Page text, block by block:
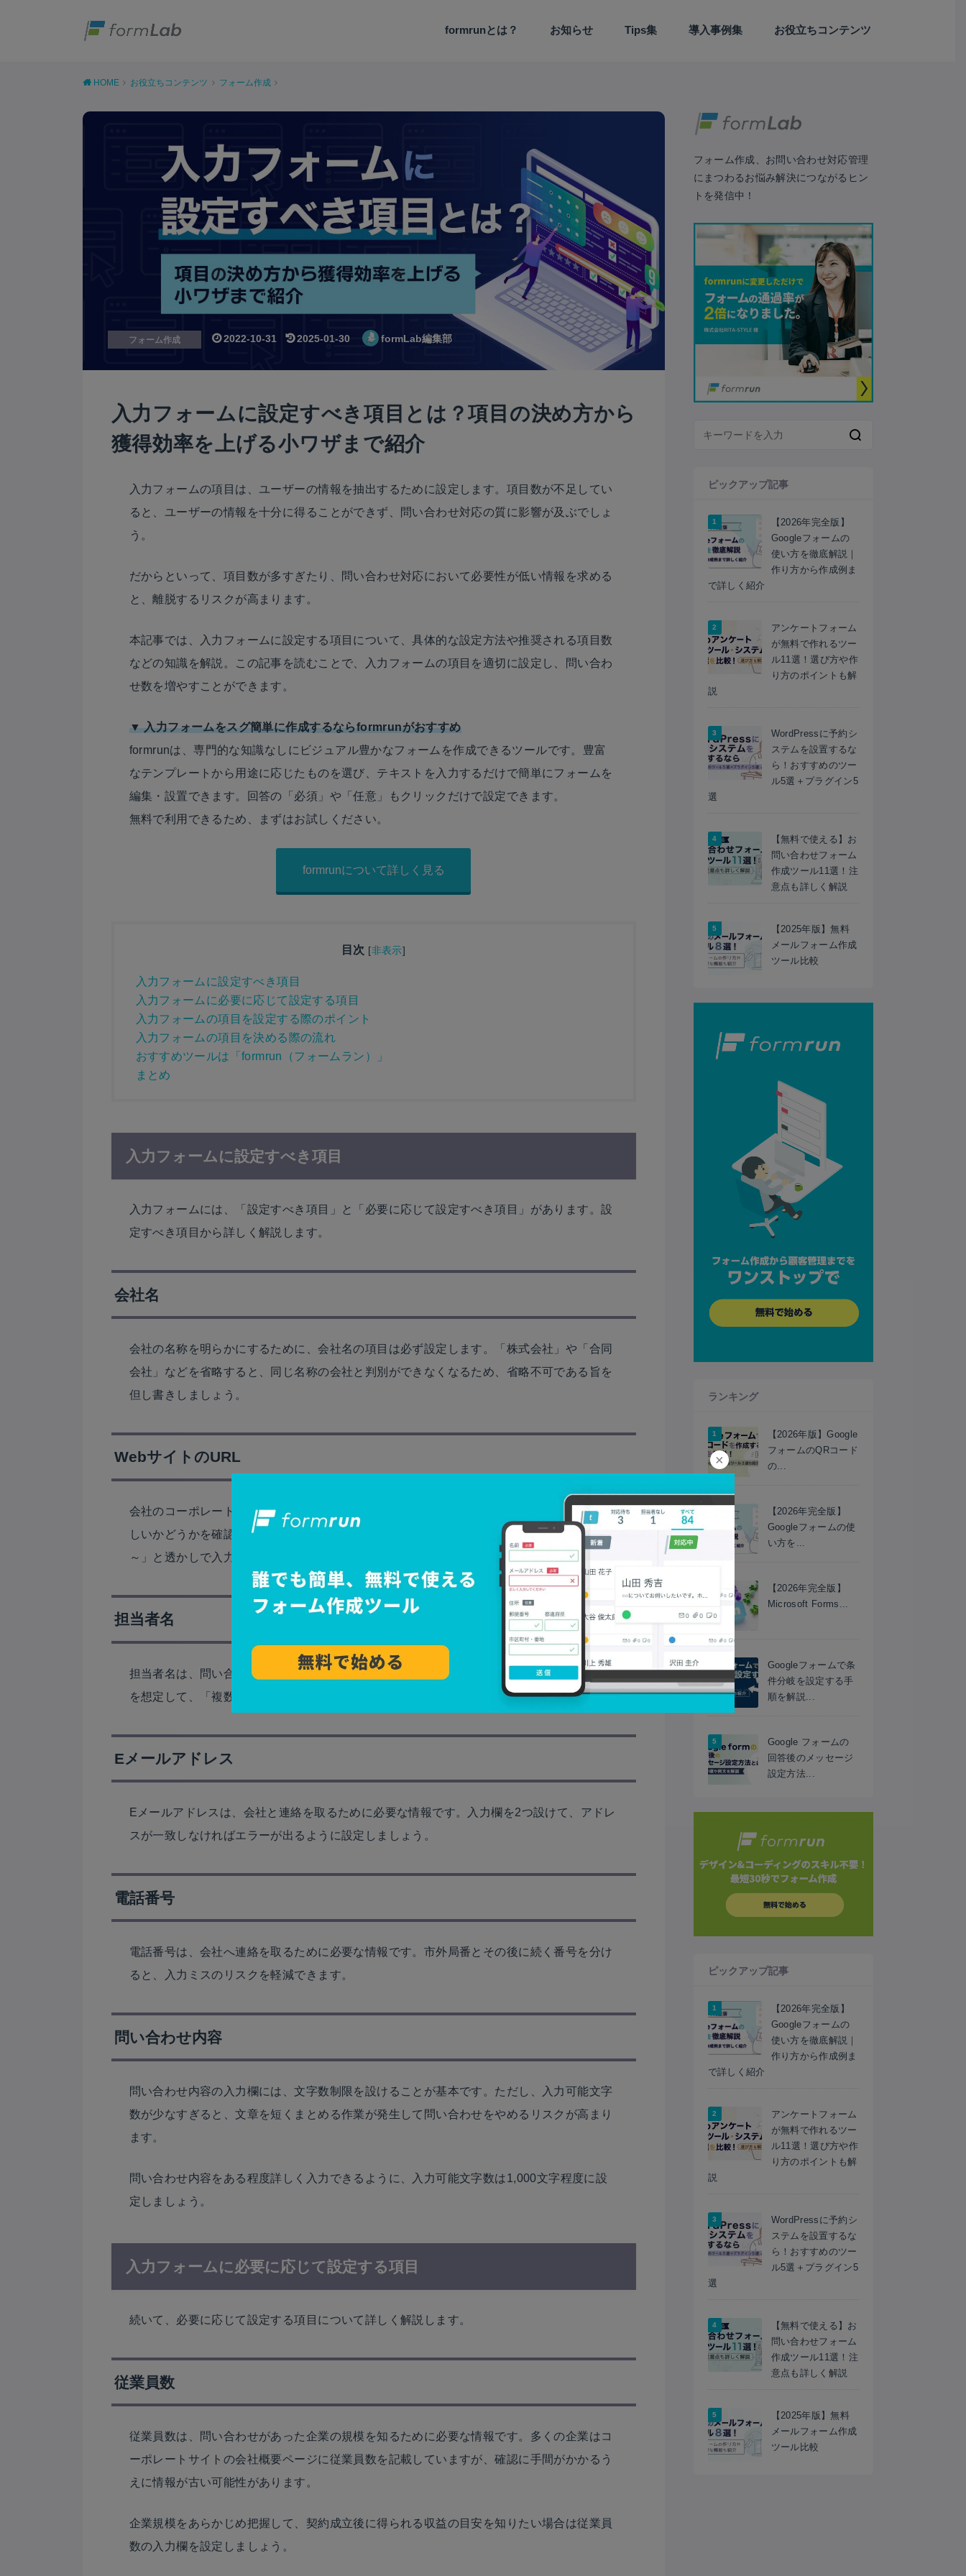
formrunとは？ お知らせ Tips集 導入事例集 お役立ちコンテンツ
HOME お役立ちコンテンツ フォーム作成
入力フォームに設定すべき項目とは？項目の決め方から
獲得効率を上げる小ワザまで紹介
2022-10-31 2025-01-30 formLab編集部
フォーム作成
入力フォームの項目は、ユーザーの情報を抽出するために設定します。項目数が不足してい
ると、ユーザーの情報を十分に得ることができず、問い合わせ対応の質に影響が及ぶでしょ
う。
だからといって、項目数が多すぎたり、問い合わせ対応において必要性が低い情報を求める
と、離脱するリスクが高まります。
本記事では、入力フォームに設定する項目について、具体的な設定方法や推奨される項目数
などの知識を解説。この記事を読むことで、入力フォームの項目を適切に設定し、問い合わ
せ数を増やすことができます。
▼ 入力フォームをスグ簡単に作成するならformrunがおすすめ
formrunは、専門的な知識なしにビジュアル豊かなフォームを作成できるツールです。豊富
なテンプレートから用途に応じたものを選び、テキストを入力するだけで簡単にフォームを
編集・設置できます。回答の「必須」や「任意」もクリックだけで設定できます。
無料で利用できるため、まずはお試しください。
formrunについて詳しく見る
目次 [非表示]
入力フォームに設定すべき項目
入力フォームに必要に応じて設定する項目
入力フォームの項目を設定する際のポイント
入力フォームの項目を決める際の流れ
おすすめツールは「formrun（フォームラン）」
まとめ
入力フォームに設定すべき項目
入力フォームには、「設定すべき項目」と「必要に応じて設定すべき項目」があります。設
定すべき項目から詳しく解説します。
会社名
会社の名称を明らかにするために、会社名の項目は必ず設定します。「株式会社」や「合同
会社」などを省略すると、同じ名称の会社と判別ができなくなるため、省略不可である旨を
但し書きしましょう。
WebサイトのURL
会社のコーポレートサイトのURLは、問い合わせた会社の情報を得るとともに、会社名が正
しいかどうかを確認するために必要です。URの記載方法に指定はありませんが、「http://
～」と透かしで入力例を記載しておくと、入力ミスが減るでしょう。
担当者名
担当者名は、問い合わせ対応の担当者を知るために必要不可欠です。担当者が複数いる場合
を想定して、「複数入力可」と但し書きしましょう。
Eメールアドレス
Eメールアドレスは、会社と連絡を取るために必要な情報です。入力欄を2つ設けて、アドレ
スが一致しなければエラーが出るように設定しましょう。
電話番号
電話番号は、会社へ連絡を取るために必要な情報です。市外局番とその後に続く番号を分け
ると、入力ミスのリスクを軽減できます。
問い合わせ内容
問い合わせ内容の入力欄には、文字数制限を設けることが基本です。ただし、入力可能文字
数が少なすぎると、文章を短くまとめる作業が発生して問い合わせをやめるリスクが高まり
ます。
問い合わせ内容をある程度詳しく入力できるように、入力可能文字数は1,000文字程度に設
定しましょう。
入力フォームに必要に応じて設定する項目
続いて、必要に応じて設定する項目について詳しく解説します。
従業員数
従業員数は、問い合わせがあった企業の規模を知るために必要な情報です。多くの企業はコ
ーポレートサイトの会社概要ページに従業員数を記載していますが、確認に手間がかかるう
えに情報が古い可能性があります。
企業規模をあらかじめ把握して、契約成立後に得られる収益の目安を知りたい場合は従業員
数の入力欄を設定しましょう。
フォーム作成、お問い合わせ対応管理
にまつわるお悩み解決につながるヒン
トを発信中！
ピックアップ記事
【2026年完全版】
Googleフォームの
使い方を徹底解説｜
作り方から作成例ま
で詳しく紹介
アンケートフォーム
が無料で作れるツー
ル11選！選び方や作
り方のポイントも解
説
WordPressに予約シ
ステムを設置するな
ら！おすすめのツー
ル5選＋プラグイン5
選
【無料で使える】お
問い合わせフォーム
作成ツール11選！注
意点も詳しく解説
【2025年版】無料
メールフォーム作成
ツール比較
ランキング
【2026年版】Google
フォームのQRコード
の...
【2026年完全版】
Googleフォームの使
い方を...
【2026年完全版】
Microsoft Forms...
Googleフォームで条
件分岐を設定する手
順を解説...
Google フォームの
回答後のメッセージ
設定方法...
ピックアップ記事
【2026年完全版】
Googleフォームの
使い方を徹底解説｜
作り方から作成例ま
で詳しく紹介
アンケートフォーム
が無料で作れるツー
ル11選！選び方や作
り方のポイントも解
説
WordPressに予約シ
ステムを設置するな
ら！おすすめのツー
ル5選＋プラグイン5
選
【無料で使える】お
問い合わせフォーム
作成ツール11選！注
意点も詳しく解説
【2025年版】無料
メールフォーム作成
ツール比較
×